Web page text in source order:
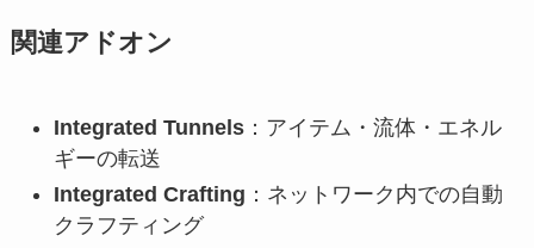
関連アドオン
Integrated Tunnels：アイテム・流体・エネル
ギーの転送
Integrated Crafting ：ネットワーク内での自動
クラフティング